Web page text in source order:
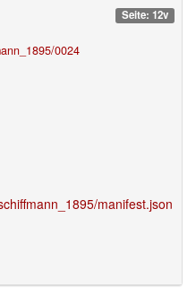
Seite: 12v
0024
manifest.json